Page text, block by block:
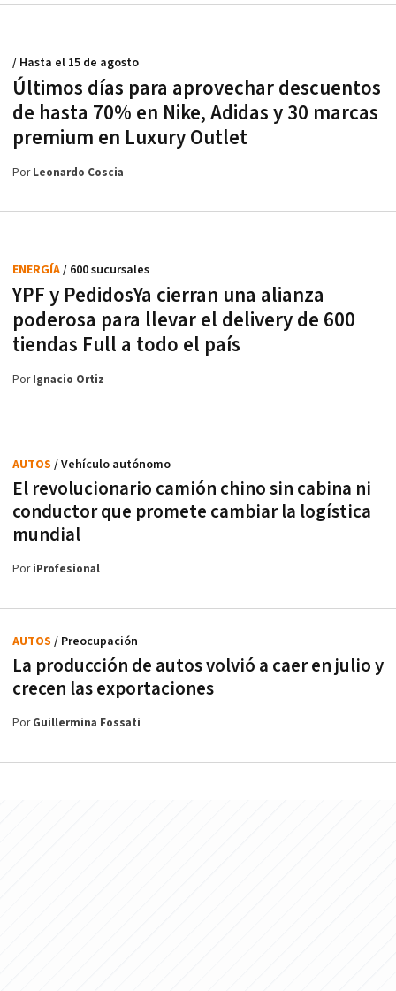
Últimos días para aprovechar descuentos
de hasta 70% en Nike, Adidas y 30 marcas
premium en Luxury Outlet
/ Hasta el 15 de agosto
PorLeonardo Coscia
YPF y PedidosYa cierran una alianza
poderosa para llevar el delivery de 600
tiendas Full a todo el país
ENERGÍA/ 600 sucursales
PorIgnacio Ortiz
El revolucionario camión chino sin cabina ni
conductor que promete cambiar la logística
mundial
AUTOS / Vehículo autónomo
PoriProfesional
La producción de autos volvió a caer en julio y
crecen las exportaciones
AUTOS / Preocupación
PorGuillermina Fossati